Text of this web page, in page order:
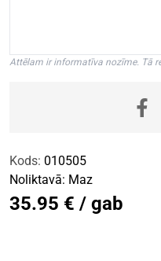
Attēlam ir informatīva nozīme. Tā
Kods: 010505
Noliktavā: Maz
35.95 € / gab